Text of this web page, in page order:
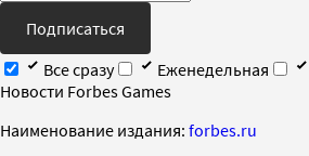
Подписаться
Все сразу
Еженедельная
Новости Forbes Games
Наименование издания: forbes.ru